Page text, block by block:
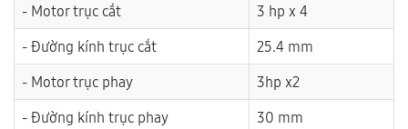
- Motor trục cắt
3 hp x 4
- Đường kính trục cắt
25.4 mm
- Motor trục phay
3hp x2
- Đường kính trục phay
30 mm